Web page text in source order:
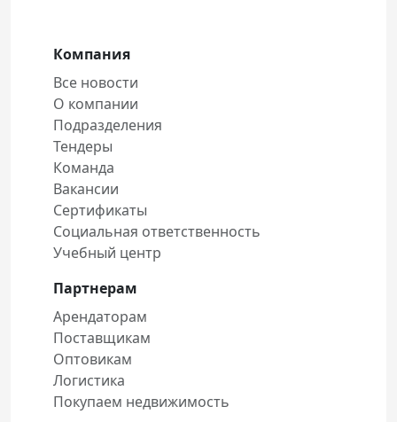
Компания
Все новости
О компании
Подразделения
Тендеры
Команда
Вакансии
Сертификаты
Социальная ответственность
Учебный центр
Партнерам
Арендаторам
Поставщикам
Оптовикам
Логистика
Покупаем недвижимость